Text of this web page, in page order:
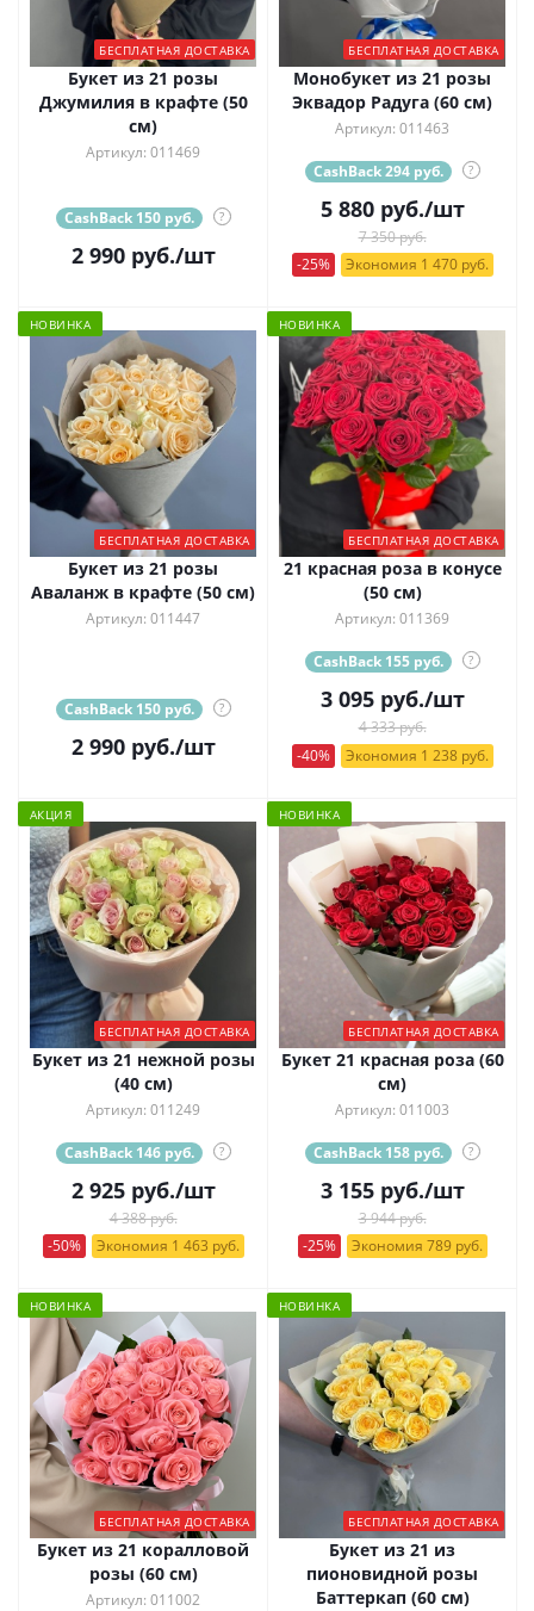
БЕСПЛАТНАЯ ДОСТАВКА
Букет из 21 розы
Джумилия в крафте (50
см)
Артикул: 011469
CashBack 150 руб. ?
2 990руб./шт
БЕСПЛАТНАЯ ДОСТАВКА
Монобукет из 21 розы
Эквадор Радуга (60 см)
Артикул: 011463
CashBack 294 руб. ?
5 880руб./шт
7 350 руб.
-25%
Экономия 1 470 руб.
НОВИНКА
БЕСПЛАТНАЯ ДОСТАВКА
Букет из 21 розы
Аваланж в крафте (50 см)
Артикул: 011447
CashBack 150 руб. ?
2 990руб./шт
НОВИНКА
БЕСПЛАТНАЯ ДОСТАВКА
21 красная роза в конусе
(50 см)
Артикул: 011369
CashBack 155 руб. ?
3 095руб./шт
4 333 руб.
-40%
Экономия 1 238 руб.
АКЦИЯ
БЕСПЛАТНАЯ ДОСТАВКА
Букет из 21 нежной розы
(40 см)
Артикул: 011249
CashBack 146 руб. ?
2 925руб./шт
4 388 руб.
-50%
Экономия 1 463 руб.
НОВИНКА
БЕСПЛАТНАЯ ДОСТАВКА
Букет 21 красная роза (60
см)
Артикул: 011003
CashBack 158 руб. ?
3 155руб./шт
3 944 руб.
-25%
Экономия 789 руб.
НОВИНКА
БЕСПЛАТНАЯ ДОСТАВКА
Букет из 21 коралловой
розы (60 см)
Артикул: 011002
НОВИНКА
БЕСПЛАТНАЯ ДОСТАВКА
Букет из 21 из
пионовидной розы
Баттеркап (60 см)